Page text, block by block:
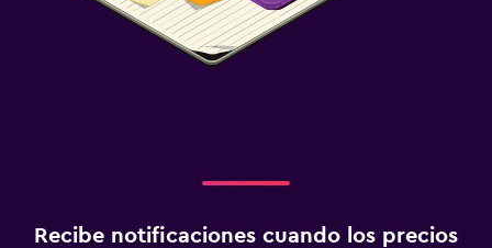
Recibe notificaciones cuando los precios